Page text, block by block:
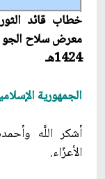
خطاب قائد
1424هـ
الجمهورية
أشكر اللَّه
الأعزّاء.